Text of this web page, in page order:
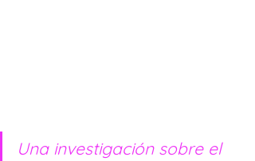
Una investigación sobre el